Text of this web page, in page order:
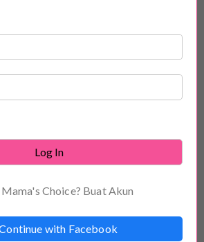
Choice? Buat Akun
with Facebook